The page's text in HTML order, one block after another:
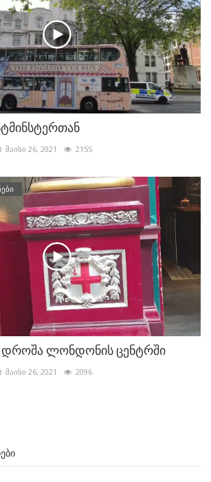
მაისი 26, 2021 2155
ლონდონის ცენტრში
მაისი 26, 2021 2096